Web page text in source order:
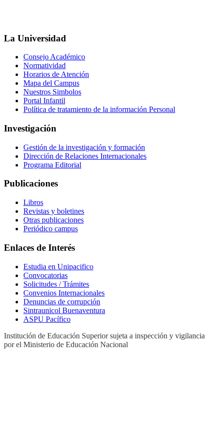
La Universidad
Consejo Académico
Normatividad
Horarios de Atención
Mapa del Campus
Nuestros Simbolos
Portal Infantil
Política de tratamiento de la información Personal
Investigación
Gestión de la investigación y formación
Dirección de Relaciones Internacionales
Programa Editorial
Publicaciones
Libros
Revistas y boletines
Otras publicaciones
Periódico campus
Enlaces de Interés
Estudia en Unipacifico
Convocatorias
Solicitudes / Trámites
Convenios Internacionales
Denuncias de corrupción
Sintraunicol Buenaventura
ASPU Pacífico
Institución de Educación Superior sujeta a inspección y vigilancia
por el Ministerio de Educación Nacional